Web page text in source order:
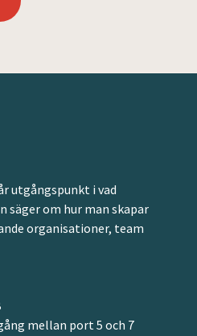
utgångspunkt i vad
om hur man skapar
organisationer, team
mellan port 5 och 7